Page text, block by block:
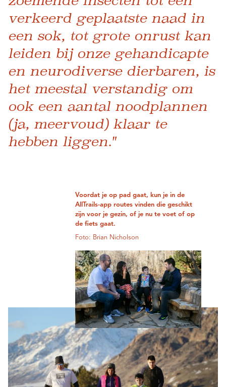
verkeerd geplaatste naad in
een sok, tot grote onrust kan
leiden bij onze gehandicapte
en neurodiverse dierbaren, is
het meestal verstandig om
ook een aantal noodplannen
(ja, meervoud) klaar te
hebben liggen."
Voordat je op pad gaat, kun je in de
AllTrails-app routes vinden die geschikt
zijn voor je gezin, of je nu te voet of op
de fiets gaat.
Foto: Brian Nicholson